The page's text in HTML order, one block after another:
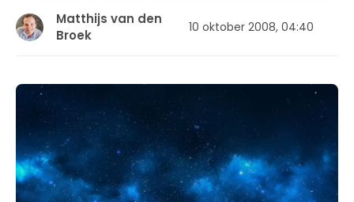
Matthijs van den
Broek
10 oktober 2008, 04:40